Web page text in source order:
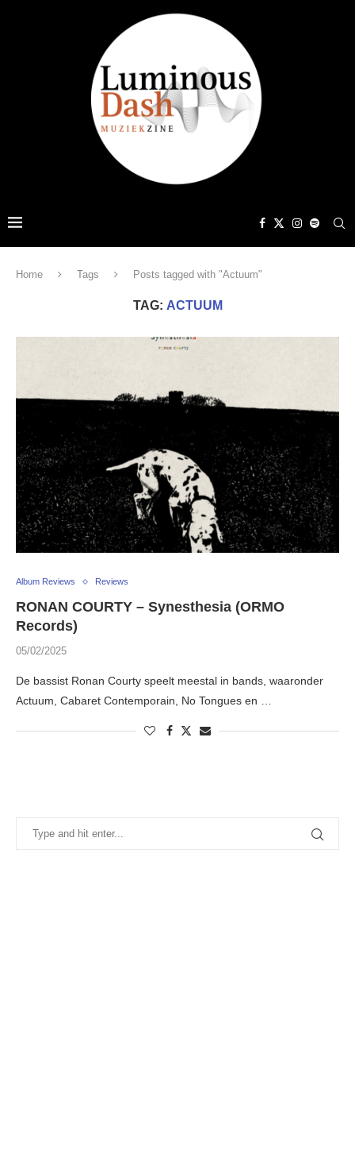
Home Tags Posts tagged with "Actuum"
TAG: ACTUUM
Album Reviews Reviews
RONAN COURTY – Synesthesia (ORMO
Records)
05/02/2025
De bassist Ronan Courty speelt meestal in bands, waaronder
Actuum, Cabaret Contemporain, No Tongues en …